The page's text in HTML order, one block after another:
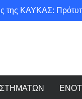
της ΚΑΥΚΑΣ:
για όλους!